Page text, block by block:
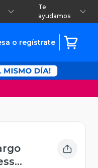
Te
ayudamos
o regístrate